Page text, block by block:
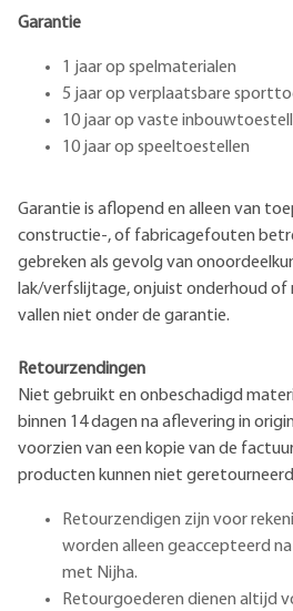
Garantie
1 jaar op spelmaterialen
5 jaar op verplaatsbare
10 jaar op vaste
10 jaar op speeltoestellen
Garantie is aflopend en alleen van
constructie-, of fabricagefouten
gebreken als gevolg van
lak/verfslijtage, onjuist onderhoud of
vallen niet onder de garantie.
Retourzendingen
Niet gebruikt en onbeschadigd
binnen 14 dagen na aflevering in
voorzien van een kopie van de
producten kunnen niet
Retourzendigen zijn voor
worden alleen geaccepteerd
met Nijha.
Retourgoederen dienen altijd